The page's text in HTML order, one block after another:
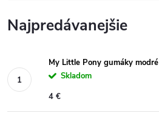
Najpredávanejšie
My Little Pony gumáky modré
Skladom
4 €